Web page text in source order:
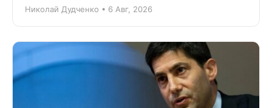
Николай Дудченко • 6 Авг, 2026